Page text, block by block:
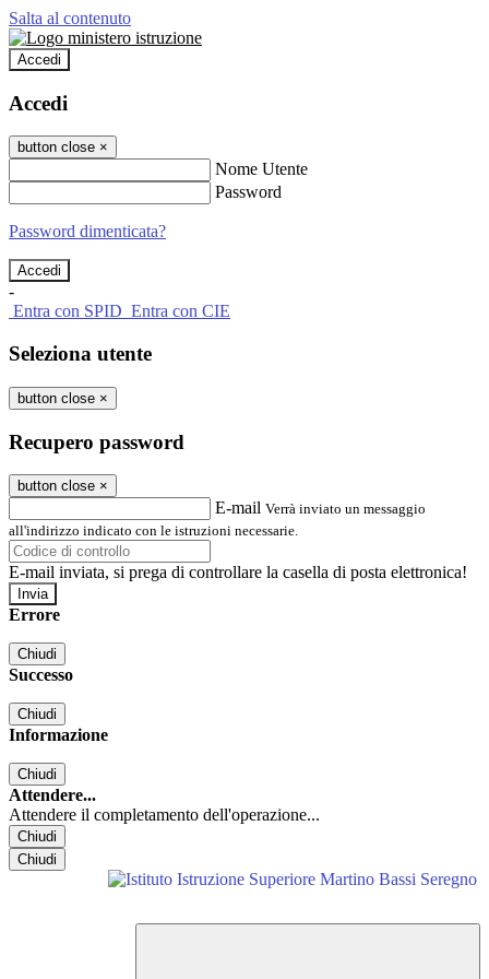
Salta al contenuto
Accedi
Accedi
button close ×
Nome Utente
Password
Password dimenticata?
-
Entra con SPID Entra con CIE
Seleziona utente
button close ×
Recupero password
button close ×
E-mail Verrà inviato un messaggio
all'indirizzo indicato con le istruzioni necessarie.
E-mail inviata, si prega di controllare la casella di posta elettronica!
Errore
Chiudi
Successo
Chiudi
Informazione
Chiudi
Attendere...
Attendere il completamento dell'operazione...
Chiudi
Chiudi